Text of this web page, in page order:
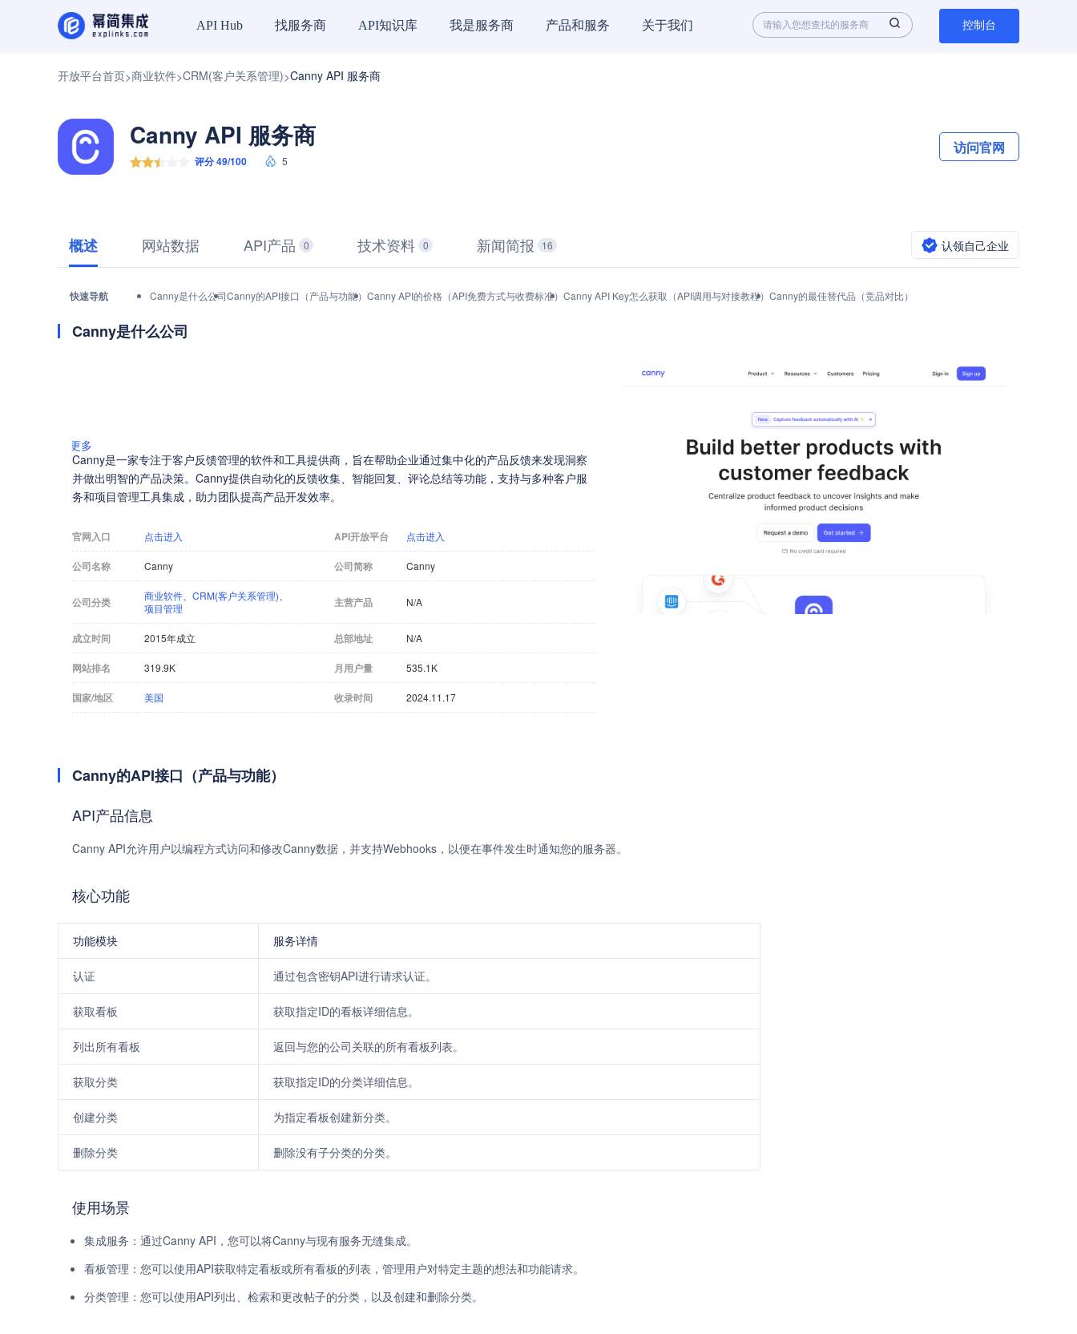
API Hub 找服务商 API知识库 我是服务商 产品和服务 关于我们 控制台
开放平台首页>商业软件>CRM(客户关系管理)>Canny API 服务商
Canny API 服务商
评分 49/100 5
访问官网
概述 网站数据 API产品 0 技术资料 0 新闻简报 16 认领自己企业
快速导航 Canny是什么公司Canny的API接口（产品与功能） Canny API的价格（API免费方式与收费标准） Canny API Key怎么获取（API调用与对接教程） Canny的最佳替代品（竞品对比）
Canny是什么公司
更多
Canny是一家专注于客户反馈管理的软件和工具提供商，旨在帮助企业通过集中化的产品反馈来发现洞察
并做出明智的产品决策。Canny提供自动化的反馈收集、智能回复、评论总结等功能，支持与多种客户服
务和项目管理工具集成，助力团队提高产品开发效率。
官网入口 点击进入 API开放平台 点击进入
公司名称 Canny 公司简称 Canny
公司分类 商业软件 CRM(客户关系管理)
项目管理
主营产品 N/A
成立时间 2015年成立 总部地址 N/A
网站排名 319.9K 月用户量 535.1K
国家/地区 美国 收录时间 2024.11.17
Canny的API接口（产品与功能）
API产品信息
Canny API允许用户以编程方式访问和修改Canny数据，并支持Webhooks，以便在事件发生时通知您的服务器。
核心功能
功能模块 服务详情
认证 通过包含密钥API进行请求认证。
获取看板 获取指定ID的看板详细信息。
列出所有看板 返回与您的公司关联的所有看板列表。
获取分类 获取指定ID的分类详细信息。
创建分类 为指定看板创建新分类。
删除分类 删除没有子分类的分类。
使用场景
集成服务：通过Canny API，您可以将Canny与现有服务无缝集成。
看板管理：您可以使用API获取特定看板或所有看板的列表，管理用户对特定主题的想法和功能请求。
分类管理：您可以使用API列出、检索和更改帖子的分类，以及创建和删除分类。